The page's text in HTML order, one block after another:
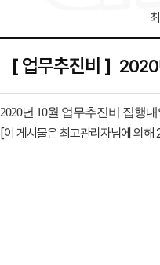
[ 업무추진비 ] 2020
2020년 10월 업무추진비 집행내
[이 게시물은 최고관리자님에 의